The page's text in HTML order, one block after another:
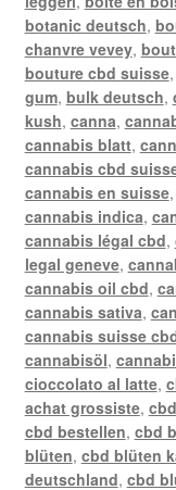
botanic deutsch,
chanvre vevey,
bouture cbd suisse,
gum, bulk deutsch,
kush, canna,
cannabis blatt,
cannabis cbd
cannabis en suisse,
cannabis indica,
cannabis légal cbd,
legal geneve,
cannabis oil cbd,
cannabis sativa,
cannabis suisse
cannabisöl,
cioccolato al latte,
achat grossiste,
cbd bestellen, cbd
blüten, cbd blüten
deutschland, cbd